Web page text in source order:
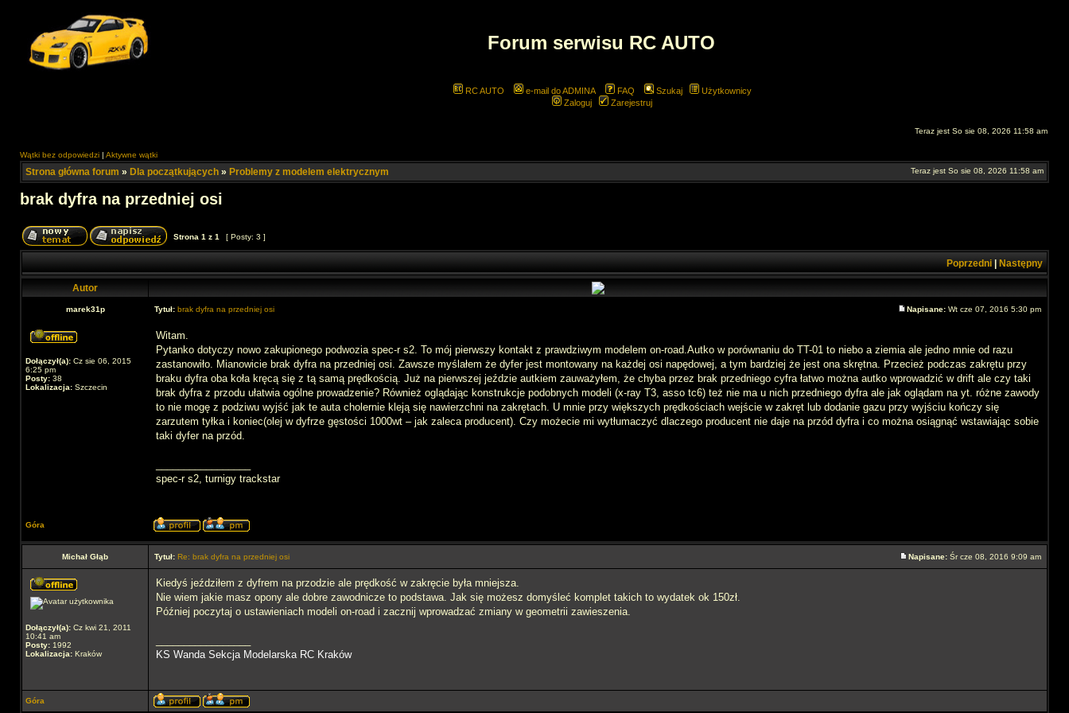
Forum serwisu RC AUTO
RC AUTO e-mail do ADMINA FAQ Szukaj
Użytkownicy
Zaloguj
Zarejestruj
Teraz jest So sie 08, 2026 11:58 am
Wątki bez odpowiedzi | Aktywne wątki
Strona główna forum » Dla początkujących » Problemy z modelem elektrycznym Teraz jest So sie 08, 2026 11:58 am
brak dyfra na przedniej osi
Strona 1 z 1 [ Posty: 3 ]
Poprzedni Następny
Autor
marek31p Tytuł: brak dyfra na przedniej osi Napisane: Wt cze 07, 2016 5:30 pm
Dołączył(a): Cz sie 06, 2015
6:25 pm
Posty: 38
Lokalizacja: Szczecin
Witam.
Pytanko dotyczy nowo zakupionego podwozia spec-r s2. To mój pierwszy kontakt z prawdziwym modelem on-road.Autko w porównaniu do TT-01 to niebo a ziemia ale jedno mnie od razu
zastanowiło. Mianowicie brak dyfra na przedniej osi. Zawsze myślałem że dyfer jest montowany na każdej osi napędowej, a tym bardziej że jest ona skrętna. Przecież podczas zakrętu przy
braku dyfra oba koła kręcą się z tą samą prędkością. Już na pierwszej jeździe autkiem zauważyłem, że chyba przez brak przedniego cyfra łatwo można autko wprowadzić w drift ale czy taki
brak dyfra z przodu ułatwia ogólne prowadzenie? Również oglądając konstrukcje podobnych modeli (x-ray T3, asso tc6) też nie ma u nich przedniego dyfra ale jak oglądam na yt. różne zawody
to nie mogę z podziwu wyjść jak te auta cholernie kleją się nawierzchni na zakrętach. U mnie przy większych prędkościach wejście w zakręt lub dodanie gazu przy wyjściu kończy się
zarzutem tyłka i koniec(olej w dyfrze gęstości 1000wt – jak zaleca producent). Czy możecie mi wytłumaczyć dlaczego producent nie daje na przód dyfra i co można osiągnąć wstawiając sobie
taki dyfer na przód.
spec-r s2, turnigy trackstar
Góra
Michał Głąb Tytuł: Re: brak dyfra na przedniej osi Napisane: Śr cze 08, 2016 9:09 am
Dołączył(a): Cz kwi 21, 2011
10:41 am
Posty: 1992
Lokalizacja: Kraków
Kiedyś jeździłem z dyfrem na przodzie ale prędkość w zakręcie była mniejsza.
Nie wiem jakie masz opony ale dobre zawodnicze to podstawa. Jak się możesz domyśleć komplet takich to wydatek ok 150zł.
Później poczytaj o ustawieniach modeli on-road i zacznij wprowadzać zmiany w geometrii zawieszenia.
KS Wanda Sekcja Modelarska RC Kraków
Góra